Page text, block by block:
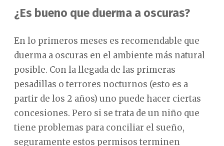
¿Es bueno que duerma a oscuras?
En lo primeros meses es recomendable que
duerma a oscuras en el ambiente más natural
posible. Con la llegada de las primeras
pesadillas o terrores nocturnos (esto es a
partir de los 2 años) uno puede hacer ciertas
concesiones. Pero si se trata de un niño que
tiene problemas para conciliar el sueño,
seguramente estos permisos terminen